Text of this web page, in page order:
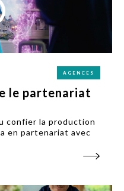
AGENCES
le partenariat
confier la production
en partenariat avec